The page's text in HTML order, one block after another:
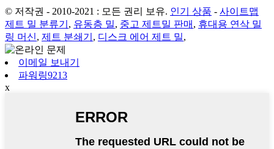
© 저작권 - 2010-2021 : 모든 권리 보유. 인기 상품 - 사이트맵
제트 밀 분류기 , 유동층 밀, 중고 제트밀 판매 , 휴대용 연삭 밀
링 머신, 제트 분쇄기 , 디스크 에어 제트 밀,
이메일 보내기
파워링9213
x